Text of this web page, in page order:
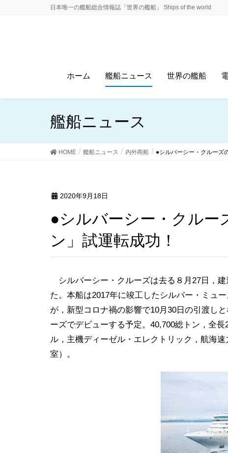
日本唯一の艦船総合情報誌「世界の艦船」 Ships of the world
ホーム 艦船ニュース 世界の艦船
艦船ニュース
HOME 艦船ニュース 内外商船 ●シルバーシー・クルーズ
2020年9月18日
●シルバーシー・クルーズの新船「シルバー・ムー
ン」試運転成功！
シルバーシー・クルーズは去る８月27日，
た。本船は2017年に竣工したシルバー・ミュ
が，新型コロナ禍の影響で10月30日の引渡し
ーズでデビューする予定。40,700総トン，全
ル，主機ディーゼル・エレクトリック，航海
室）。